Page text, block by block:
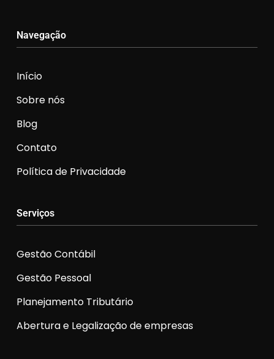
Navegação
Início
Sobre nós
Blog
Contato
Política de Privacidade
Serviços
Gestão Contábil
Gestão Pessoal
Planejamento Tributário
Abertura e Legalização de empresas